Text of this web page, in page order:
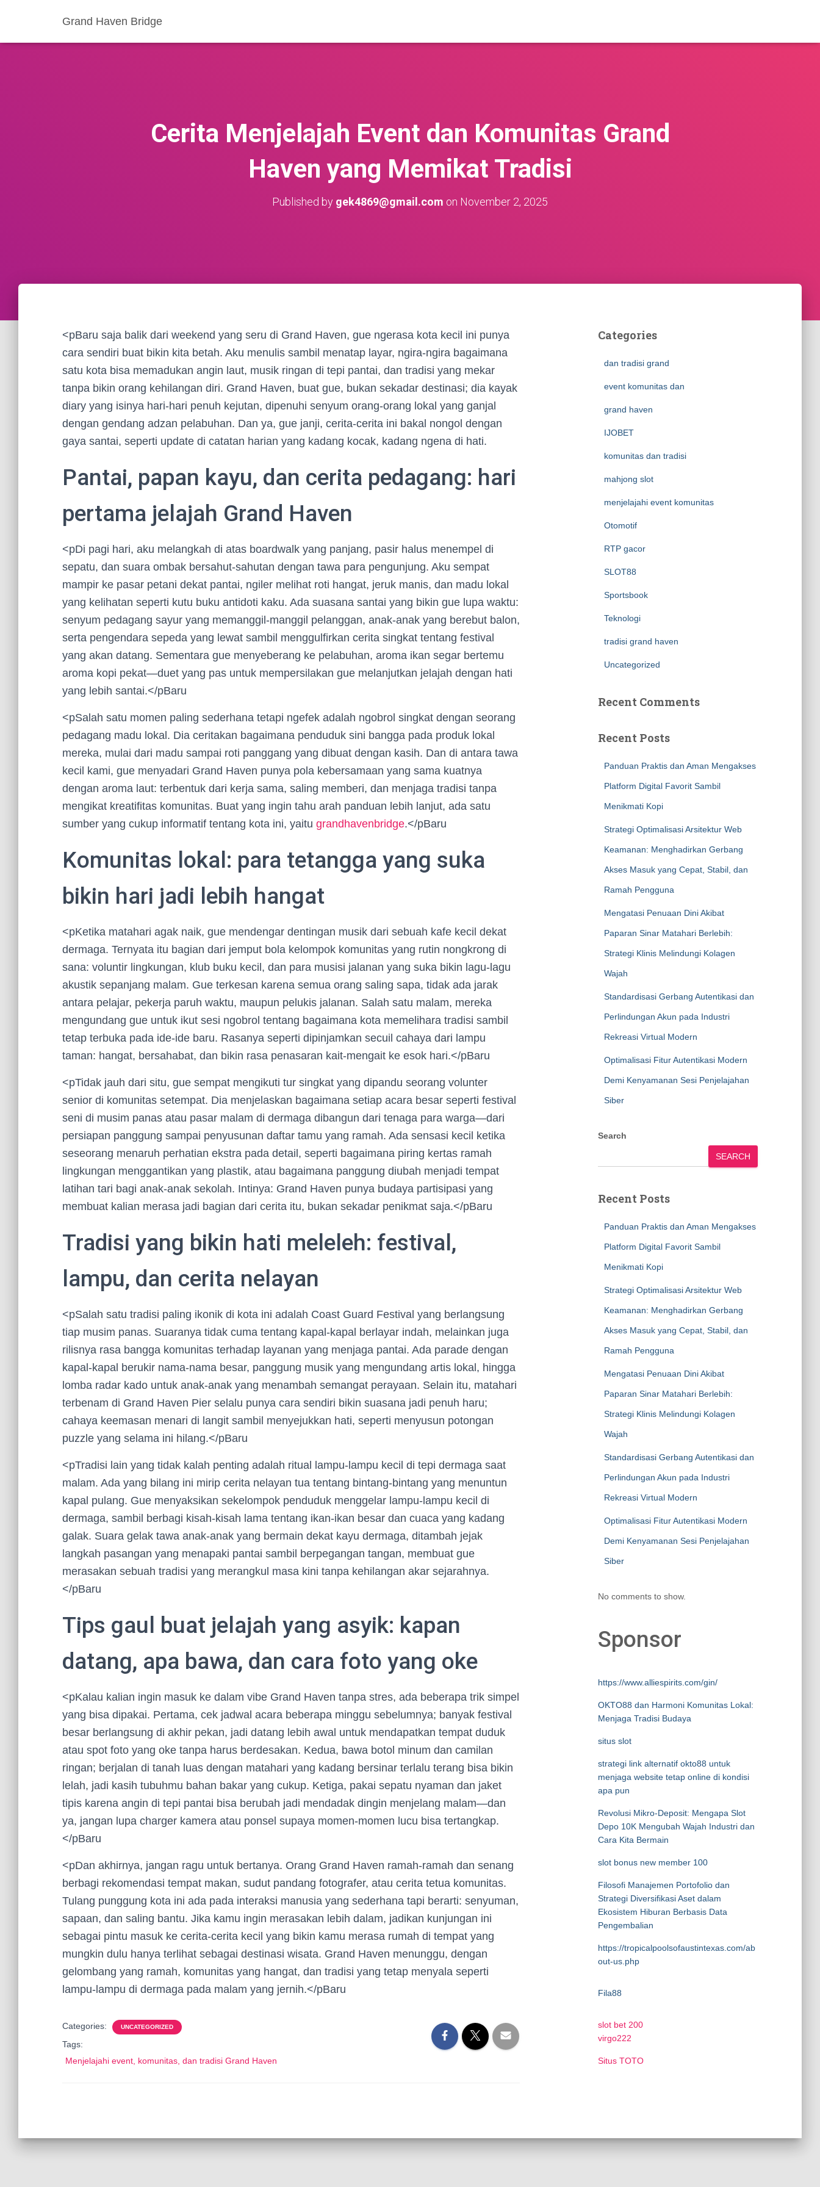
Grand Haven Bridge
Cerita Menjelajah Event dan Komunitas Grand
Haven yang Memikat Tradisi
Published by gek4869@gmail.com on November 2, 2025
<pBaru saja balik dari weekend yang seru di Grand Haven, gue ngerasa kota kecil ini punya
cara sendiri buat bikin kita betah. Aku menulis sambil menatap layar, ngira-ngira bagaimana
satu kota bisa memadukan angin laut, musik ringan di tepi pantai, dan tradisi yang mekar
tanpa bikin orang kehilangan diri. Grand Haven, buat gue, bukan sekadar destinasi; dia kayak
diary yang isinya hari-hari penuh kejutan, dipenuhi senyum orang-orang lokal yang ganjal
dengan gendang adzan pelabuhan. Dan ya, gue janji, cerita-cerita ini bakal nongol dengan
gaya santai, seperti update di catatan harian yang kadang kocak, kadang ngena di hati.
Pantai, papan kayu, dan cerita pedagang: hari
pertama jelajah Grand Haven
<pDi pagi hari, aku melangkah di atas boardwalk yang panjang, pasir halus menempel di
sepatu, dan suara ombak bersahut-sahutan dengan tawa para pengunjung. Aku sempat
mampir ke pasar petani dekat pantai, ngiler melihat roti hangat, jeruk manis, dan madu lokal
yang kelihatan seperti kutu buku antidoti kaku. Ada suasana santai yang bikin gue lupa waktu:
senyum pedagang sayur yang memanggil-manggil pelanggan, anak-anak yang berebut balon,
serta pengendara sepeda yang lewat sambil menggulfirkan cerita singkat tentang festival
yang akan datang. Sementara gue menyeberang ke pelabuhan, aroma ikan segar bertemu
aroma kopi pekat—duet yang pas untuk mempersilakan gue melanjutkan jelajah dengan hati
yang lebih santai.</pBaru
<pSalah satu momen paling sederhana tetapi ngefek adalah ngobrol singkat dengan seorang
pedagang madu lokal. Dia ceritakan bagaimana penduduk sini bangga pada produk lokal
mereka, mulai dari madu sampai roti panggang yang dibuat dengan kasih. Dan di antara tawa
kecil kami, gue menyadari Grand Haven punya pola kebersamaan yang sama kuatnya
dengan aroma laut: terbentuk dari kerja sama, saling memberi, dan menjaga tradisi tanpa
mengikat kreatifitas komunitas. Buat yang ingin tahu arah panduan lebih lanjut, ada satu
sumber yang cukup informatif tentang kota ini, yaitu grandhavenbridge.</pBaru
Komunitas lokal: para tetangga yang suka
bikin hari jadi lebih hangat
<pKetika matahari agak naik, gue mendengar dentingan musik dari sebuah kafe kecil dekat
dermaga. Ternyata itu bagian dari jemput bola kelompok komunitas yang rutin nongkrong di
sana: voluntir lingkungan, klub buku kecil, dan para musisi jalanan yang suka bikin lagu-lagu
akustik sepanjang malam. Gue terkesan karena semua orang saling sapa, tidak ada jarak
antara pelajar, pekerja paruh waktu, maupun pelukis jalanan. Salah satu malam, mereka
mengundang gue untuk ikut sesi ngobrol tentang bagaimana kota memelihara tradisi sambil
tetap terbuka pada ide-ide baru. Rasanya seperti dipinjamkan secuil cahaya dari lampu
taman: hangat, bersahabat, dan bikin rasa penasaran kait-mengait ke esok hari.</pBaru
<pTidak jauh dari situ, gue sempat mengikuti tur singkat yang dipandu seorang volunter
senior di komunitas setempat. Dia menjelaskan bagaimana setiap acara besar seperti festival
seni di musim panas atau pasar malam di dermaga dibangun dari tenaga para warga—dari
persiapan panggung sampai penyusunan daftar tamu yang ramah. Ada sensasi kecil ketika
seseorang menaruh perhatian ekstra pada detail, seperti bagaimana piring kertas ramah
lingkungan menggantikan yang plastik, atau bagaimana panggung diubah menjadi tempat
latihan tari bagi anak-anak sekolah. Intinya: Grand Haven punya budaya partisipasi yang
membuat kalian merasa jadi bagian dari cerita itu, bukan sekadar penikmat saja.</pBaru
Tradisi yang bikin hati meleleh: festival,
lampu, dan cerita nelayan
<pSalah satu tradisi paling ikonik di kota ini adalah Coast Guard Festival yang berlangsung
tiap musim panas. Suaranya tidak cuma tentang kapal-kapal berlayar indah, melainkan juga
rilisnya rasa bangga komunitas terhadap layanan yang menjaga pantai. Ada parade dengan
kapal-kapal berukir nama-nama besar, panggung musik yang mengundang artis lokal, hingga
lomba radar kado untuk anak-anak yang menambah semangat perayaan. Selain itu, matahari
terbenam di Grand Haven Pier selalu punya cara sendiri bikin suasana jadi penuh haru;
cahaya keemasan menari di langit sambil menyejukkan hati, seperti menyusun potongan
puzzle yang selama ini hilang.</pBaru
<pTradisi lain yang tidak kalah penting adalah ritual lampu-lampu kecil di tepi dermaga saat
malam. Ada yang bilang ini mirip cerita nelayan tua tentang bintang-bintang yang menuntun
kapal pulang. Gue menyaksikan sekelompok penduduk menggelar lampu-lampu kecil di
dermaga, sambil berbagi kisah-kisah lama tentang ikan-ikan besar dan cuaca yang kadang
galak. Suara gelak tawa anak-anak yang bermain dekat kayu dermaga, ditambah jejak
langkah pasangan yang menapaki pantai sambil berpegangan tangan, membuat gue
merasakan sebuah tradisi yang merangkul masa kini tanpa kehilangan akar sejarahnya.
</pBaru
Tips gaul buat jelajah yang asyik: kapan
datang, apa bawa, dan cara foto yang oke
<pKalau kalian ingin masuk ke dalam vibe Grand Haven tanpa stres, ada beberapa trik simpel
yang bisa dipakai. Pertama, cek jadwal acara beberapa minggu sebelumnya; banyak festival
besar berlangsung di akhir pekan, jadi datang lebih awal untuk mendapatkan tempat duduk
atau spot foto yang oke tanpa harus berdesakan. Kedua, bawa botol minum dan camilan
ringan; berjalan di tanah luas dengan matahari yang kadang bersinar terlalu terang bisa bikin
lelah, jadi kasih tubuhmu bahan bakar yang cukup. Ketiga, pakai sepatu nyaman dan jaket
tipis karena angin di tepi pantai bisa berubah jadi mendadak dingin menjelang malam—dan
ya, jangan lupa charger kamera atau ponsel supaya momen-momen lucu bisa tertangkap.
</pBaru
<pDan akhirnya, jangan ragu untuk bertanya. Orang Grand Haven ramah-ramah dan senang
berbagi rekomendasi tempat makan, sudut pandang fotografer, atau cerita tetua komunitas.
Tulang punggung kota ini ada pada interaksi manusia yang sederhana tapi berarti: senyuman,
sapaan, dan saling bantu. Jika kamu ingin merasakan lebih dalam, jadikan kunjungan ini
sebagai pintu masuk ke cerita-cerita kecil yang bikin kamu merasa rumah di tempat yang
mungkin dulu hanya terlihat sebagai destinasi wisata. Grand Haven menunggu, dengan
gelombang yang ramah, komunitas yang hangat, dan tradisi yang tetap menyala seperti
lampu-lampu di dermaga pada malam yang jernih.</pBaru
Categories: UNCATEGORIZED
Tags:
Menjelajahi event, komunitas, dan tradisi Grand Haven
Categories
dan tradisi grand
event komunitas dan
grand haven
IJOBET
komunitas dan tradisi
mahjong slot
menjelajahi event komunitas
Otomotif
RTP gacor
SLOT88
Sportsbook
Teknologi
tradisi grand haven
Uncategorized
Recent Comments
Recent Posts
Panduan Praktis dan Aman Mengakses
Platform Digital Favorit Sambil
Menikmati Kopi
Strategi Optimalisasi Arsitektur Web
Keamanan: Menghadirkan Gerbang
Akses Masuk yang Cepat, Stabil, dan
Ramah Pengguna
Mengatasi Penuaan Dini Akibat
Paparan Sinar Matahari Berlebih:
Strategi Klinis Melindungi Kolagen
Wajah
Standardisasi Gerbang Autentikasi dan
Perlindungan Akun pada Industri
Rekreasi Virtual Modern
Optimalisasi Fitur Autentikasi Modern
Demi Kenyamanan Sesi Penjelajahan
Siber
Search
SEARCH
Recent Posts
Panduan Praktis dan Aman Mengakses
Platform Digital Favorit Sambil
Menikmati Kopi
Strategi Optimalisasi Arsitektur Web
Keamanan: Menghadirkan Gerbang
Akses Masuk yang Cepat, Stabil, dan
Ramah Pengguna
Mengatasi Penuaan Dini Akibat
Paparan Sinar Matahari Berlebih:
Strategi Klinis Melindungi Kolagen
Wajah
Standardisasi Gerbang Autentikasi dan
Perlindungan Akun pada Industri
Rekreasi Virtual Modern
Optimalisasi Fitur Autentikasi Modern
Demi Kenyamanan Sesi Penjelajahan
Siber
No comments to show.
Sponsor
https://www.alliespirits.com/gin/
OKTO88 dan Harmoni Komunitas Lokal:
Menjaga Tradisi Budaya
situs slot
strategi link alternatif okto88 untuk
menjaga website tetap online di kondisi
apa pun
Revolusi Mikro-Deposit: Mengapa Slot
Depo 10K Mengubah Wajah Industri dan
Cara Kita Bermain
slot bonus new member 100
Filosofi Manajemen Portofolio dan
Strategi Diversifikasi Aset dalam
Ekosistem Hiburan Berbasis Data
Pengembalian
https://tropicalpoolsofaustintexas.com/ab
out-us.php
Fila88
slot bet 200
virgo222
Situs TOTO